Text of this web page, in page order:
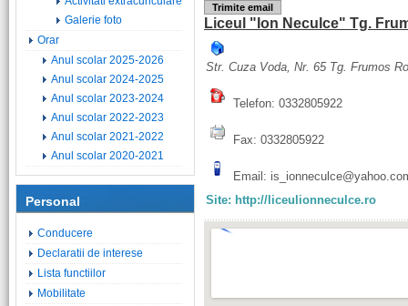
Galerie foto
Orar
Anul scolar 2025-2026
Anul scolar 2024-2025
Anul scolar 2023-2024
Anul scolar 2022-2023
Anul scolar 2021-2022
Anul scolar 2020-2021
Personal
Conducere
Declaratii de interese
Lista functiilor
Mobilitate
Trimite email
Liceul "Ion Neculce" Tg.
Str. Cuza Voda, Nr. 65 Tg. Frumos
Telefon: 0332805922
Fax: 0332805922
Email:
Site: http://liceulionneculce.ro